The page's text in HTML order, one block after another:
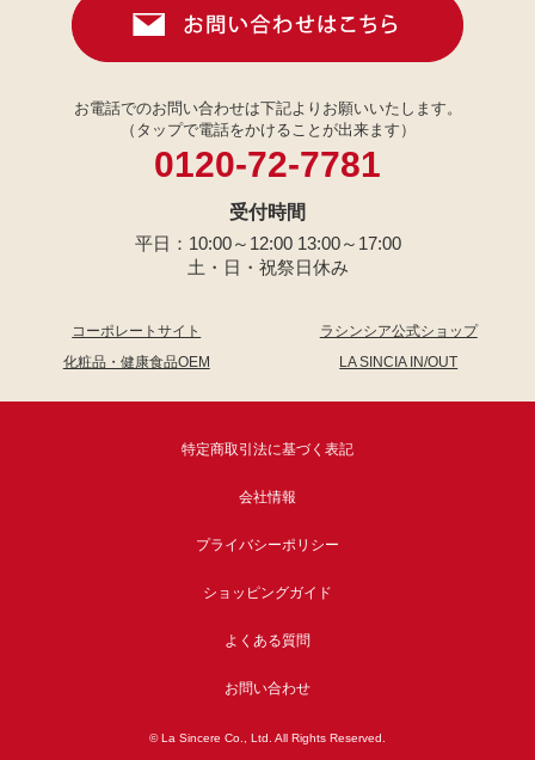
お電話でのお問い合わせは下記よりお願いいたします。
（タップで電話をかけることが出来ます）
0120-72-7781
受付時間
平日：10:00～12:00 13:00～17:00
土・日・祝祭日休み
コーポレートサイト
ラシンシア公式ショップ
化粧品・健康食品OEM
LA SINCIA IN/OUT
特定商取引法に基づく表記
会社情報
プライバシーポリシー
ショッピングガイド
よくある質問
お問い合わせ
© La Sincere Co., Ltd. All Rights Reserved.